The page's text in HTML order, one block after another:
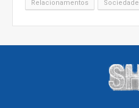
Relacionamentos Sociedade